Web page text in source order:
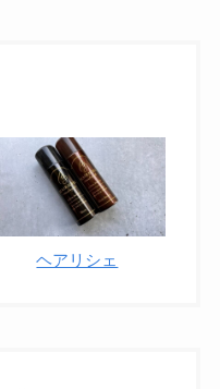
ヘアリシェ